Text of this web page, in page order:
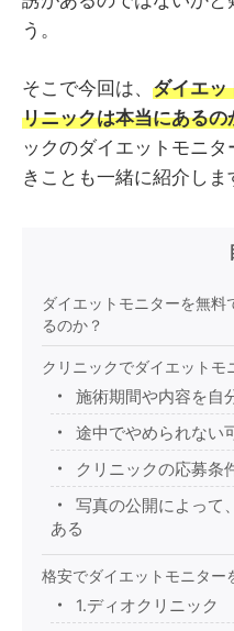
う。
そこで今回は、 ダイエッ
リニックは本当にあるの
ックのダイエットモニ
きことも一緒に紹介しま
ダイエットモニターを無
るのか？
クリニックでダイエットモ
施術期間や内容を自
途中でやめられない
クリニックの応募条
写真の公開によって
ある
格安でダイエットモニター
1.ディオクリニック